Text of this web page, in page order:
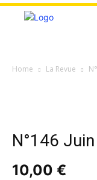
Home La Revue
N°146
10,00 €